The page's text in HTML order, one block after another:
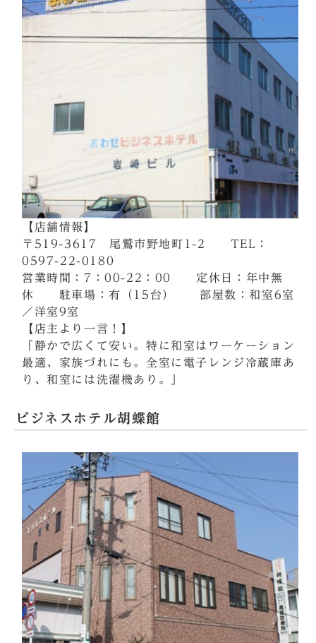
【店舗情報】
〒519-3617 尾鷲市野地町1-2 TEL：
0597-22-0180
営業時間：7：00-22：00 定休日：年中無
休 駐車場：有（15台） 部屋数：和室6室
／洋室9室
【店主より一言！】
「静かで広くて安い。特に和室はワーケーション
最適、家族づれにも。全室に電子レンジ冷蔵庫あ
り、和室には洗濯機あり。」
ビジネスホテル胡蝶館